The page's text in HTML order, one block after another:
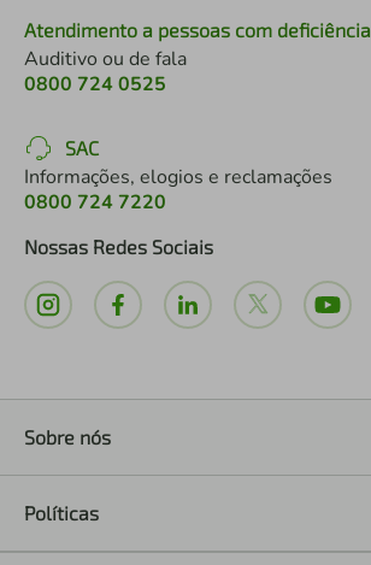
Atendimento a pessoas com deficiência
Auditivo ou de fala
0800 724 0525
SAC
Informações, elogios e reclamações
0800 724 7220
Nossas Redes Sociais
Sobre nós
Políticas